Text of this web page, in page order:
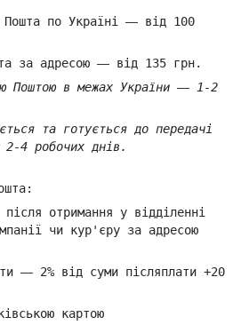
по Україні — від 100
за адресою — від 135 грн.
Поштою в межах України — 1-2
та готується до передачі
2-4 робочих днів.
після отримання у відділенні
чи кур'єру за адресою
— 2% від суми післяплати +20
картою